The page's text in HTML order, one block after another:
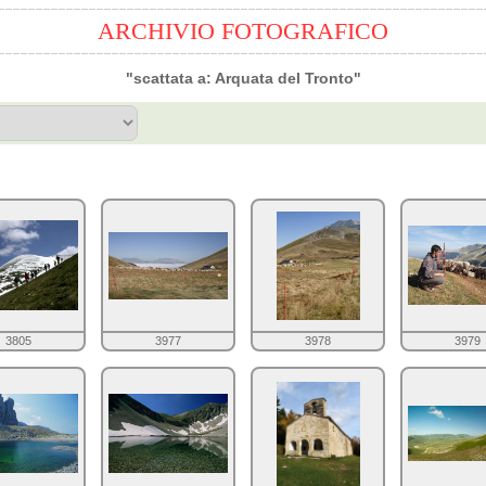
ARCHIVIO FOTOGRAFICO
"scattata a: Arquata del Tronto"
3805 3977 3978 3979